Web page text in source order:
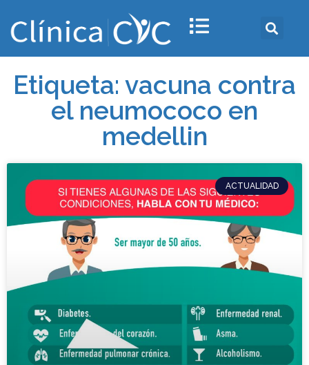
Etiqueta: vacuna contra
el neumococo en
medellin
ACTUALIDAD